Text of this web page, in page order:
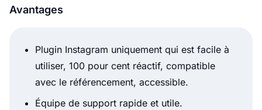
Avantages
Plugin Instagram uniquement qui est facile à
utiliser, 100 pour cent réactif, compatible
avec le référencement, accessible.
Équipe de support rapide et utile.